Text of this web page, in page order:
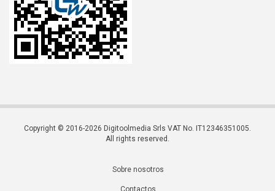
Copyright © 2016-2026 Digitoolmedia Srls VAT No. IT12346351005.
All rights reserved.
Sobre nosotros
Contactos